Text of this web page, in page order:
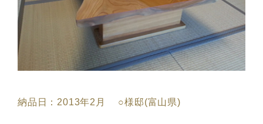
納品日：2013年2月 ○様邸(富山県)